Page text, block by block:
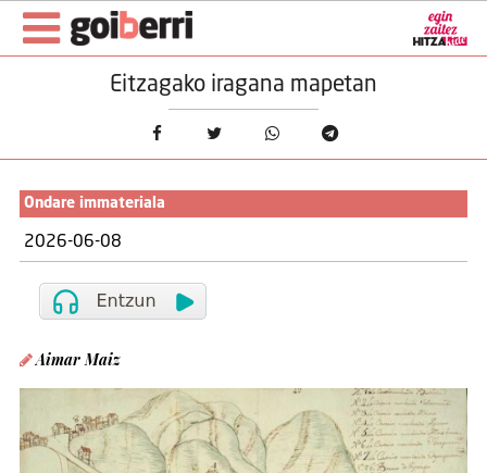
Eitzagako iragana mapetan
Ondare immateriala
2026-06-08
Aimar Maiz